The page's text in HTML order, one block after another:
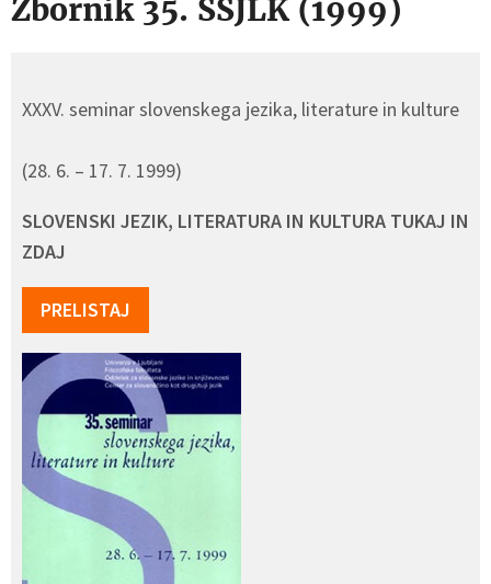
Zbornik 35. SSJLK (1999)
XXXV. seminar slovenskega jezika, literature in kulture
(28. 6. – 17. 7. 1999)
SLOVENSKI JEZIK, LITERATURA IN KULTURA TUKAJ IN
ZDAJ
PRELISTAJ